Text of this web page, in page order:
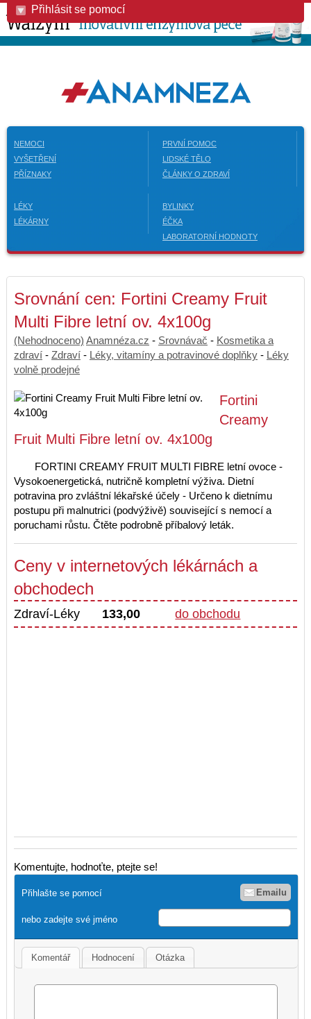
Přihlásit se pomocí
NEMOCI
VYŠETŘENÍ
PŘÍZNAKY
PRVNÍ POMOC
LIDSKÉ TĚLO
ČLÁNKY O ZDRAVÍ
LÉKY
LÉKÁRNY
BYLINKY
ÉČKA
LABORATORNÍ HODNOTY
Srovnání cen: Fortini Creamy Fruit
Multi Fibre letní ov. 4x100g
(Nehodnoceno) Anamnéza.cz - Srovnávač - Kosmetika a
zdraví - Zdraví - Léky, vitamíny a potravinové doplňky - Léky
volně prodejné
Fortini
Creamy
Fruit Multi Fibre letní ov. 4x100g
FORTINI CREAMY FRUIT MULTI FIBRE letní ovoce -
Vysokoenergetická, nutričně kompletní výživa. Dietní
potravina pro zvláštní lékařské účely - Určeno k dietnímu
postupu při malnutrici (podvýživě) související s nemocí a
poruchami růstu. Čtěte podrobně příbalový leták.
Ceny v internetových lékárnách a
obchodech
Zdraví-Léky 133,00 do obchodu
Komentujte, hodnoťte, ptejte se!
Přihlašte se pomocí Emailu
nebo zadejte své jméno
Komentář Hodnocení Otázka